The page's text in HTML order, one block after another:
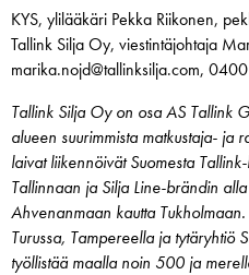
KYS, ylilääkäri Pekka Riikonen,
Tallink Silja Oy, viestintäjohtaja
marika.nojd@tallinksilja.com,
Tallink Silja Oy on osa AS Tallink
alueen suurimmista matkustaja- ja
laivat liikennöivät Suomesta
Tallinnaan ja Silja Line-brändin
Ahvenanmaan kautta
Turussa, Tampereella ja tytäryhtiö
työllistää maalla noin 500 ja